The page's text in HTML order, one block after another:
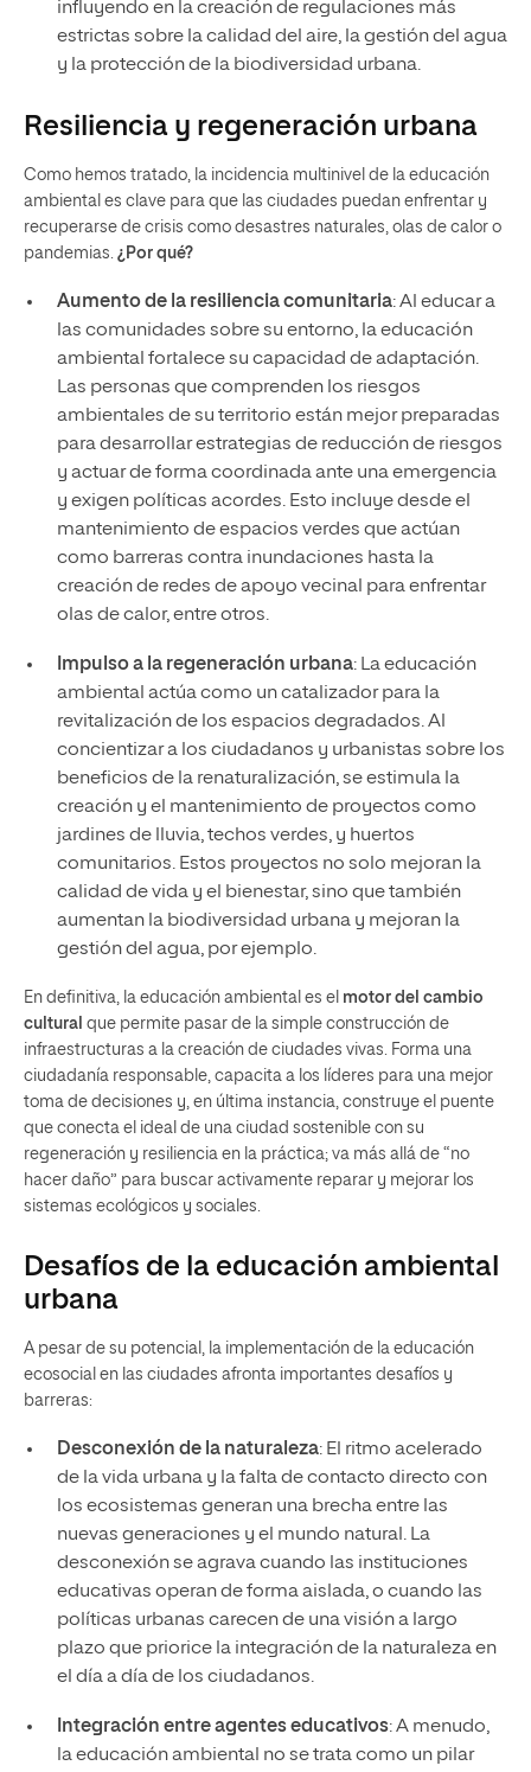
influyendo en la creación de regulaciones más
estrictas sobre la calidad del aire, la gestión del agua
y la protección de la biodiversidad urbana.
Resiliencia y regeneración urbana
Como hemos tratado, la incidencia multinivel de la educación
ambiental es clave para que las ciudades puedan enfrentar y
recuperarse de crisis como desastres naturales, olas de calor o
pandemias. ¿Por qué?
Aumento de la resiliencia comunitaria: Al educar a
las comunidades sobre su entorno, la educación
ambiental fortalece su capacidad de adaptación.
Las personas que comprenden los riesgos
ambientales de su territorio están mejor preparadas
para desarrollar estrategias de reducción de riesgos
y actuar de forma coordinada ante una emergencia
y exigen políticas acordes. Esto incluye desde el
mantenimiento de espacios verdes que actúan
como barreras contra inundaciones hasta la
creación de redes de apoyo vecinal para enfrentar
olas de calor, entre otros.
Impulso a la regeneración urbana: La educación
ambiental actúa como un catalizador para la
revitalización de los espacios degradados. Al
concientizar a los ciudadanos y urbanistas sobre los
beneficios de la renaturalización, se estimula la
creación y el mantenimiento de proyectos como
jardines de lluvia, techos verdes, y huertos
comunitarios. Estos proyectos no solo mejoran la
calidad de vida y el bienestar, sino que también
aumentan la biodiversidad urbana y mejoran la
gestión del agua, por ejemplo.
En definitiva, la educación ambiental es el motor del cambio
cultural que permite pasar de la simple construcción de
infraestructuras a la creación de ciudades vivas. Forma una
ciudadanía responsable, capacita a los líderes para una mejor
toma de decisiones y, en última instancia, construye el puente
que conecta el ideal de una ciudad sostenible con su
regeneración y resiliencia en la práctica; va más allá de “no
hacer daño” para buscar activamente reparar y mejorar los
sistemas ecológicos y sociales.
Desafíos de la educación ambiental
urbana
A pesar de su potencial, la implementación de la educación
ecosocial en las ciudades afronta importantes desafíos y
barreras:
Desconexión de la naturaleza: El ritmo acelerado
de la vida urbana y la falta de contacto directo con
los ecosistemas generan una brecha entre las
nuevas generaciones y el mundo natural. La
desconexión se agrava cuando las instituciones
educativas operan de forma aislada, o cuando las
políticas urbanas carecen de una visión a largo
plazo que priorice la integración de la naturaleza en
el día a día de los ciudadanos.
Integración entre agentes educativos: A menudo,
la educación ambiental no se trata como un pilar